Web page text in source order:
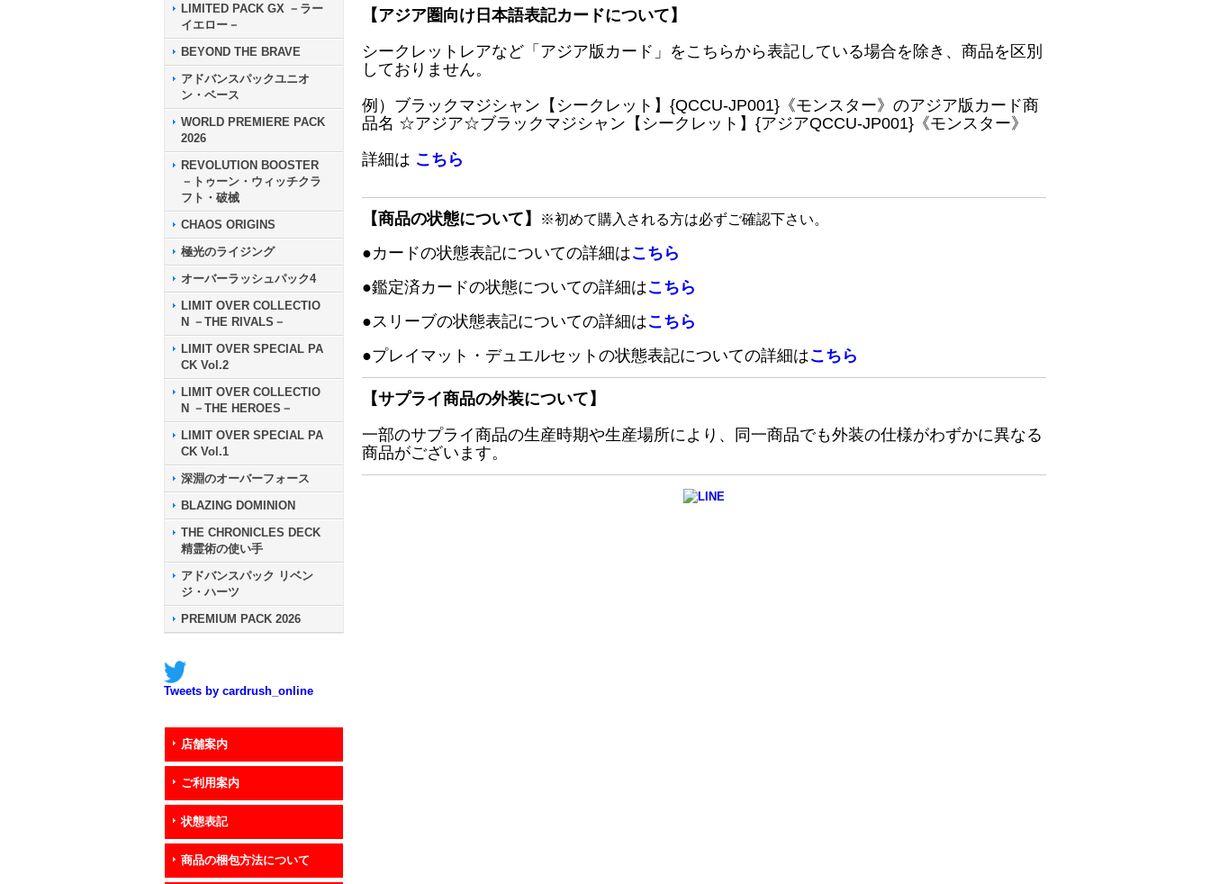
LIMITED PACK GX －ラー
イエロー－
BEYOND THE BRAVE
アドバンスパックユニオ
ン・ベース
WORLD PREMIERE PACK
2026
REVOLUTION BOOSTER
－トゥーン・ウィッチクラ
フト・破械
CHAOS ORIGINS
極光のライジング
オーバーラッシュパック4
LIMIT OVER COLLECTIO
N －THE RIVALS－
LIMIT OVER SPECIAL PA
CK Vol.2
LIMIT OVER COLLECTIO
N －THE HEROES－
LIMIT OVER SPECIAL PA
CK Vol.1
深淵のオーバーフォース
BLAZING DOMINION
THE CHRONICLES DECK
精霊術の使い手
アドバンスパック リベン
ジ・ハーツ
PREMIUM PACK 2026
Tweets by cardrush_online
店舗案内
ご利用案内
状態表記
商品の梱包方法について
【アジア圏向け日本語表記カードについて】
シークレットレアなど「アジア版カード」をこちらから表記している場合を除き、商品を区別
しておりません。
例）ブラックマジシャン【シークレット】{QCCU-JP001}《モンスター》のアジア版カード商
品名 ☆アジア☆ブラックマジシャン【シークレット】{アジアQCCU-JP001}《モンスター》
詳細は こちら
【商品の状態について】 ※初めて購入される方は必ずご確認下さい。
●カードの状態表記についての詳細はこちら
●鑑定済カードの状態についての詳細はこちら
●スリーブの状態表記についての詳細はこちら
●プレイマット・デュエルセットの状態表記についての詳細はこちら
【サプライ商品の外装について】
一部のサプライ商品の生産時期や生産場所により、同一商品でも外装の仕様がわずかに異なる
商品がございます。